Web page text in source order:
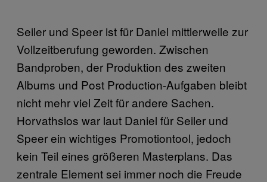
Seiler und Speer ist für Daniel mittlerweile zur
Vollzeitberufung geworden. Zwischen
Bandproben, der Produktion des zweiten
Albums und Post Production-Aufgaben bleibt
nicht mehr viel Zeit für andere Sachen.
Horvathslos war laut Daniel für Seiler und
Speer ein wichtiges Promotiontool, jedoch
kein Teil eines größeren Masterplans. Das
zentrale Element sei immer noch die Freude